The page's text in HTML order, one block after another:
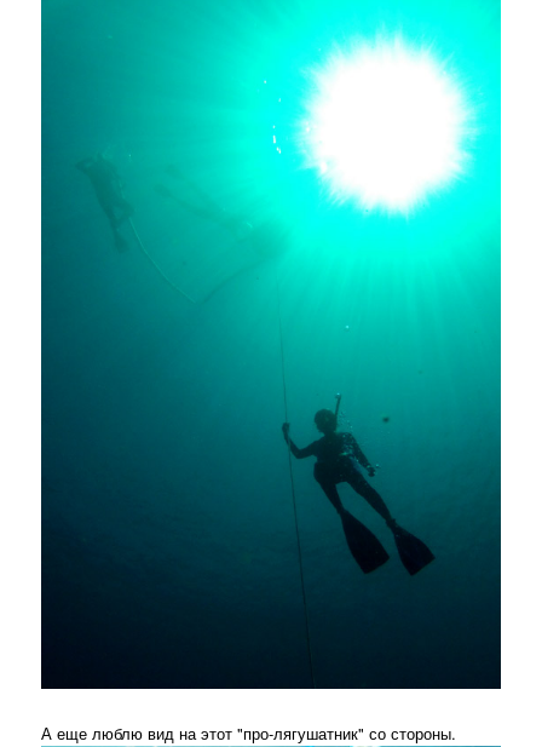
А еще люблю вид на этот "про-лягушатник" со стороны.